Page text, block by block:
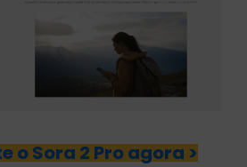
o Sora 2 Pro agora >